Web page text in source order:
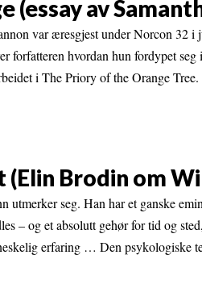
av
var æresgjest under Norcon 32 i
forfatteren hvordan hun fordypet
i The Priory of the Orange
Brodin om
utmerker seg. Han har et ganske
– og et absolutt gehør for tid og
erfaring … Den psykologiske